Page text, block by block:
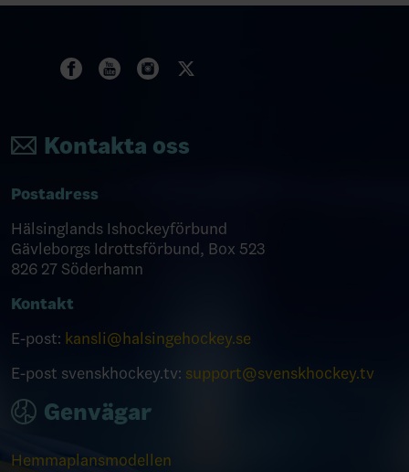
Kontakta oss
Postadress
Hälsinglands Ishockeyförbund
Gävleborgs Idrottsförbund, Box 523
826 27 Söderhamn
Kontakt
E-post: kansli@halsingehockey.se
E-post svenskhockey.tv: support@svenskhockey.tv
Genvägar
Hemmaplansmodellen